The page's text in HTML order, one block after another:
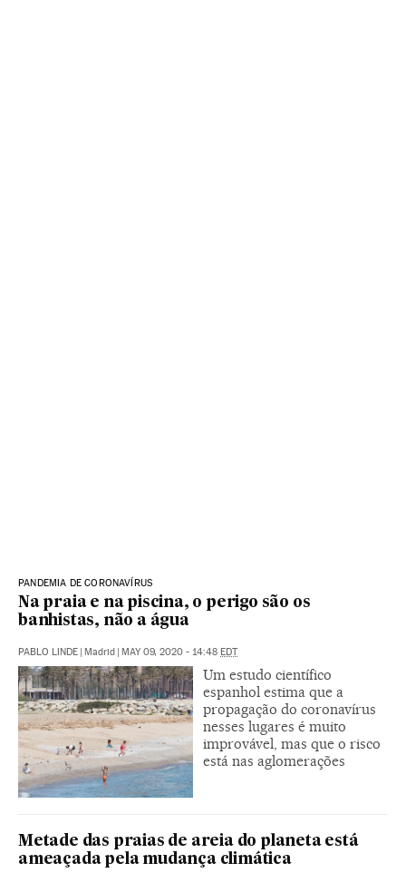
PANDEMIA DE CORONAVÍRUS
Na praia e na piscina, o perigo são os
banhistas, não a água
PABLO LINDE Madrid MAY 09, 2020 - 14:48 EDT
Um estudo científico
espanhol estima que a
propagação do coronavírus
nesses lugares é muito
improvável, mas que o risco
está nas aglomerações
Metade das praias de areia do planeta está
ameaçada pela mudança climática